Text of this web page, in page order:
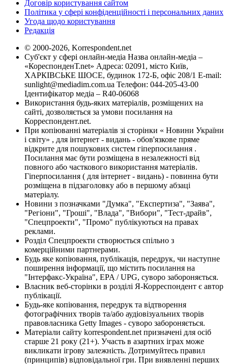
Договір користування сайтом
Політика у сфері конфіденційності і персональних даних
Угода щодо користування
Редакція
© 2000-2026, Korrespondent.net
Суб'єкт у сфері онлайн-медіа Назва онлайн-медіа –
«КореспонденТ.net» Адреса: 02091, місто Київ,
ХАРКІВСЬКЕ ШОСЕ, будинок 172-Б, офіс 208/1 E-mail:
sunlight@mediadim.com.ua Телефон: 044-205-43-00
Ідентифікатор медіа – R40-06068
Використання будь-яких матеріалів, розміщених на
сайті, дозволяється за умови посилання на
Корреспондент.net.
При копіюванні матеріалів зі сторінки « Новини України
і світу» , для інтернет - видань - обов'язкове пряме
відкрите для пошукових систем гіперпосилання .
Посилання має бути розміщена в незалежності від
повного або часткового використання матеріалів.
Гіперпосилання ( для інтернет - видань) - повинна бути
розміщена в підзаголовку або в першому абзаці
матеріалу.
Новини з позначками "Думка", "Експертиза", "Заява",
"Регіони", "Гроші", "Влада", "Вибори", "Тест-драйв",
"Спецпроекти", "Промо" публікуються на правах
реклами.
Розділ Спецпроекти створюється спільно з
комерційними партнерами.
Будь яке копіювання, публікація, передрук, чи наступне
поширення інформації, що містить посилання на
"Інтерфакс-Україна", EPA / UPG, суворо забороняється.
Власник веб-сторінки в розділі Я-Корреспондент є автор
публікації.
Будь-яке копіювання, передрук та відтворення
фотографічних творів та/або аудіовізуальних творів
правовласника Getty Images - суворо забороняється.
Матеріали сайту korrespondent.net призначені для осіб
старше 21 року (21+). Участь в азартних іграх може
викликати ігрову залежність. Дотримуйтесь правил
(принципів) відповідальної гри. При виявленні перших